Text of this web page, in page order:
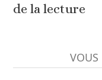
de la lecture
VOUS